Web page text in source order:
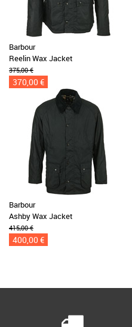
Barbour
Reelin Wax Jacket
375,00 €
370,00 €
Barbour
Ashby Wax Jacket
415,00 €
400,00 €